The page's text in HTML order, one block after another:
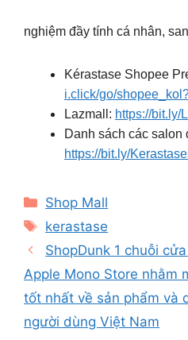
nghiệm đầy tính cá nhân,
Kérastase Shopee
i.click/go/
Lazmall: https://bit.ly/
Danh sách các salon
https://bit.ly/
Categories
Shop Mall
Tags
kerastase
ShopDunk 1 chuỗi
Apple Mono Store nhằm
tốt nhất về sản phẩm và
người dùng Việt Nam